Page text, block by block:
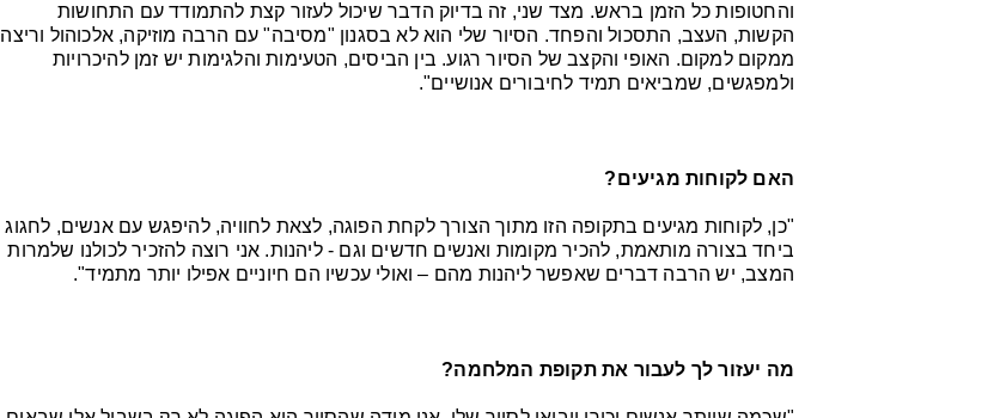
והחטופות כל הזמן בראש. מצד שני, זה בדיוק הדבר שיכול לעזור קצת להתמודד עם התחושות
הקשות, העצב, התסכול והפחד. הסיור שלי הוא לא בסגנון "מסיבה" עם הרבה מוזיקה, אלכוהול וריצה
ממקום למקום. האופי והקצב של הסיור רגוע. בין הביסים, הטעימות והלגימות יש זמן להיכרויות
ולמפגשים, שמביאים תמיד לחיבורים אנושיים".
האם לקוחות מגיעים?
"כן, לקוחות מגיעים בתקופה הזו מתוך הצורך לקחת הפוגה, לצאת לחוויה, להיפגש עם אנשים, לחגוג
ביחד בצורה מותאמת, להכיר מקומות ואנשים חדשים וגם - ליהנות. אני רוצה להזכיר לכולנו שלמרות
המצב, יש הרבה דברים שאפשר ליהנות מהם – ואולי עכשיו הם חיוניים אפילו יותר מתמיד".
מה יעזור לך לעבור את תקופת המלחמה?